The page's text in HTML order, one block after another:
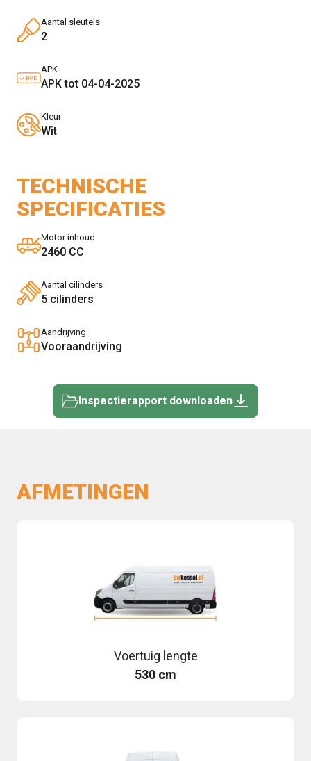
Aantal sleutels
2
APK
APK tot 04-04-2025
Kleur
Wit
TECHNISCHE
SPECIFICATIES
Motor inhoud
2460 CC
Aantal cilinders
5 cilinders
Aandrijving
Vooraandrijving
Inspectierapport downloaden
AFMETINGEN
Voertuig lengte
530 cm